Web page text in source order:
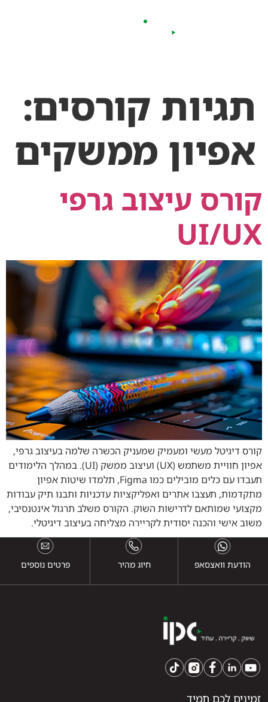
תגיות קורסים:
אפיון ממשקים
קורס עיצוב גרפי
UI/UX
קורס דיגיטל מעשי ומעמיק שמעניק הכשרה שלמה בעיצוב גרפי,
אפיון חוויית משתמש (UX) ועיצוב ממשק (UI). במהלך הלימודים
תעבדו עם כלים מובילים כמו Figma, תלמדו שיטות אפיון
מתקדמות, תעצבו אתרים ואפליקציות עדכניות ותבנו תיק עבודות
מקצועי שמותאם לדרישות השוק. הקורס משלב תרגול אינטנסיבי,
משוב אישי והכנה יסודית לקריירה מצליחה בעיצוב דיגיטלי.
הודעת וואצסאפ חיוג מהיר פרטים נוספים
זמינים לכם תמיד